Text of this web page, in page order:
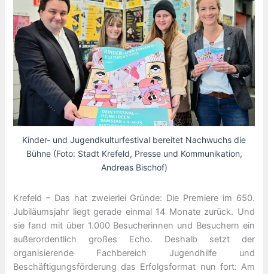
Kinder- und Jugendkulturfestival bereitet Nachwuchs die
Bühne (Foto: Stadt Krefeld, Presse und Kommunikation,
Andreas Bischof)
Krefeld – Das hat zweierlei Gründe: Die Premiere im 650.
Jubiläumsjahr liegt gerade einmal 14 Monate zurück. Und
sie fand mit über 1.000 Besucherinnen und Besuchern ein
außerordentlich großes Echo. Deshalb setzt der
organisierende Fachbereich Jugendhilfe und
Beschäftigungsförderung das Erfolgsformat nun fort: Am